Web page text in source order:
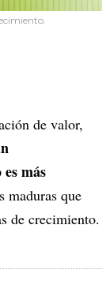
de valor,
más
maduras que
de crecimiento.